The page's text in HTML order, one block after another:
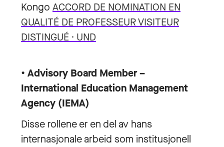
Kongo ACCORD DE NOMINATION EN
QUALITÉ DE PROFESSEUR VISITEUR
DISTINGUÉ · UND
• Advisory Board Member –
International Education Management
Agency (IEMA)
Disse rollene er en del av hans
internasjonale arbeid som institusjonell